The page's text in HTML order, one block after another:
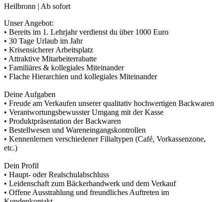
Heilbronn | Ab sofort
Unser Angebot:
• Bereits im 1. Lehrjahr verdienst du über 1000 Euro
• 30 Tage Urlaub im Jahr
• Krisensicherer Arbeitsplatz
• Attraktive Mitarbeiterrabatte
• Familiäres & kollegiales Miteinander
• Flache Hierarchien und kollegiales Miteinander
Deine Aufgaben
• Freude am Verkaufen unserer qualitativ hochwertigen Backwaren
• Verantwortungsbewusster Umgang mit der Kasse
• Produktpräsentation der Backwaren
• Bestellwesen und Wareneingangskontrollen
• Kennenlernen verschiedener Filialtypen (Café, Vorkassenzone,
etc.)
Dein Profil
• Haupt- oder Realschulabschluss
• Leidenschaft zum Bäckerhandwerk und dem Verkauf
• Offene Ausstrahlung und freundliches Auftreten im